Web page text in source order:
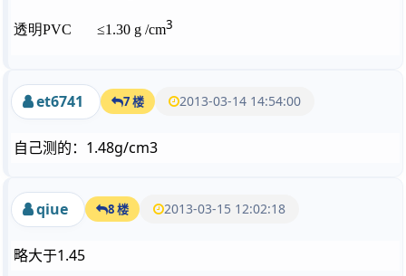
透明PVC ≤1.30 g /cm3
et6741 7 楼 2013-03-14 14:54:00
自己测的：1.48g/cm3
qiue 8 楼 2013-03-15 12:02:18
略大于1.45